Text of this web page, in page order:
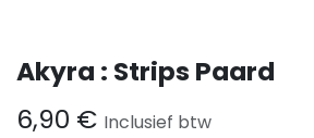
Akyra : Strips Paard
6,90 € Inclusief btw